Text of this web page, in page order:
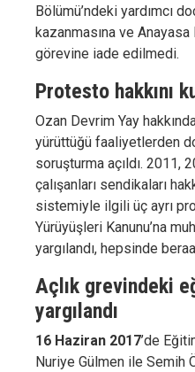
Bölümü’ndeki yardımcı
kazanmasına ve
görevine iade edilmedi.
Protesto hakkını
Ozan Devrim Yay
yürüttüğü faaliyetlerden
soruşturma açıldı. 2011,
çalışanları sendikaları
sistemiyle ilgili üç ayrı
Yürüyüşleri Kanunu’na
yargılandı, hepsinde
Açlık grevindeki
yargılandı
16 Haziran 2017’de
Nuriye Gülmen ile Semih